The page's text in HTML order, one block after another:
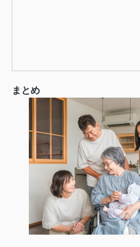
まとめ